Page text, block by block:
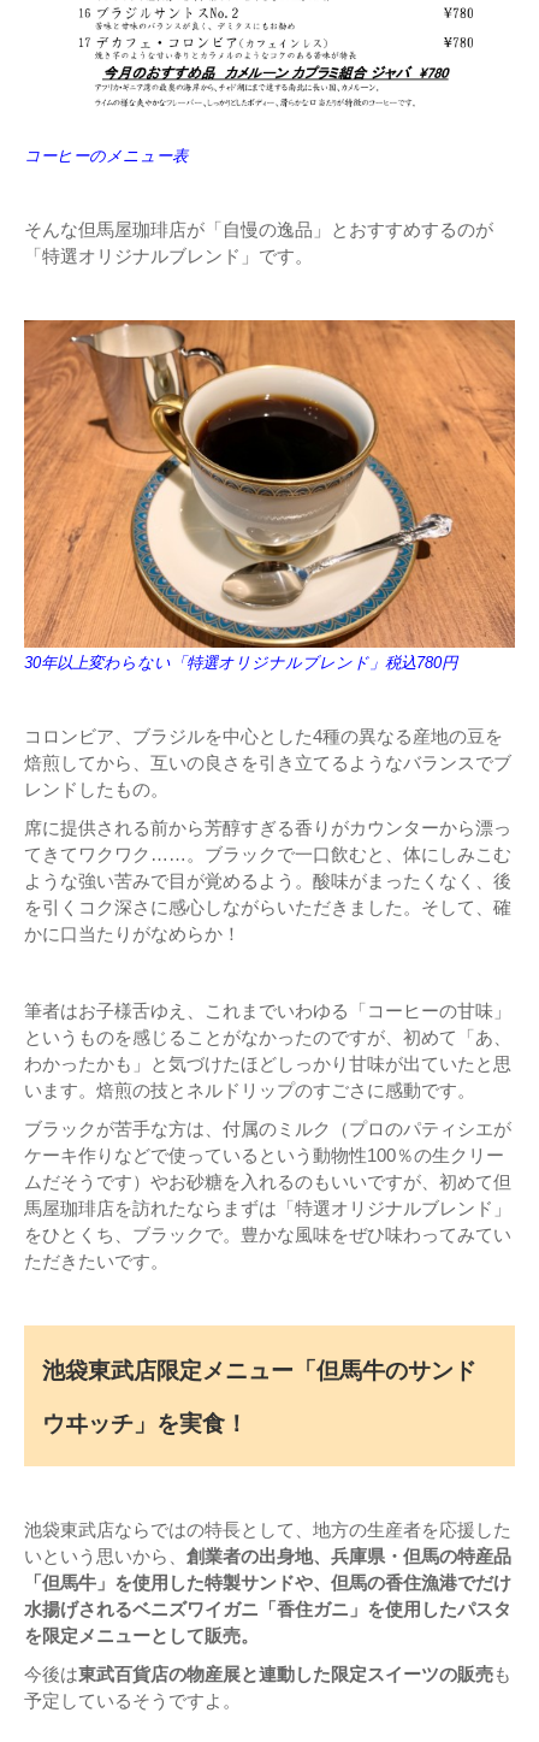
コーヒーのメニュー表
そんな但馬屋珈琲店が「自慢の逸品」とおすすめするのが
「特選オリジナルブレンド」です。
30年以上変わらない「特選オリジナルブレンド」税込780円
コロンビア、ブラジルを中心とした4種の異なる産地の豆を
焙煎してから、互いの良さを引き立てるようなバランスでブ
レンドしたもの。
席に提供される前から芳醇すぎる香りがカウンターから漂っ
てきてワクワク……。ブラックで一口飲むと、体にしみこむ
ような強い苦みで目が覚めるよう。酸味がまったくなく、後
を引くコク深さに感心しながらいただきました。そして、確
かに口当たりがなめらか！
筆者はお子様舌ゆえ、これまでいわゆる「コーヒーの甘味」
というものを感じることがなかったのですが、初めて「あ、
わかったかも」と気づけたほどしっかり甘味が出ていたと思
います。焙煎の技とネルドリップのすごさに感動です。
ブラックが苦手な方は、付属のミルク（プロのパティシエが
ケーキ作りなどで使っているという動物性100％の生クリー
ムだそうです）やお砂糖を入れるのもいいですが、初めて但
馬屋珈琲店を訪れたならまずは「特選オリジナルブレンド」
をひとくち、ブラックで。豊かな風味をぜひ味わってみてい
ただきたいです。
池袋東武店限定メニュー「但馬牛のサンド
ウヰッチ」を実食！
池袋東武店ならではの特長として、地方の生産者を応援した
いという思いから、 創業者の出身地、兵庫県・但馬の特産品
「但馬牛」を使用した特製サンドや、但馬の香住漁港でだけ
水揚げされるベニズワイガニ「香住ガニ」を使用したパスタ
を限定メニューとして販売。
今後は東武百貨店の物産展と連動した限定スイーツの販売も
予定しているそうですよ。